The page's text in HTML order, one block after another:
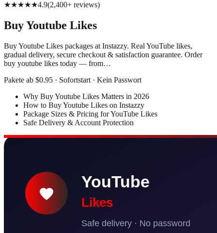
★★★★★4.9(2,400+ reviews)
Buy Youtube Likes
Buy Youtube Likes packages at Instazzy. Real YouTube likes,
gradual delivery, secure checkout & satisfaction guarantee. Order
buy youtube likes today — from…
Pakete ab $0.95 · Sofortstart · Kein Passwort
Why Buy Youtube Likes Matters in 2026
How to Buy Youtube Likes on Instazzy
Package Sizes & Pricing for YouTube Likes
Safe Delivery & Account Protection